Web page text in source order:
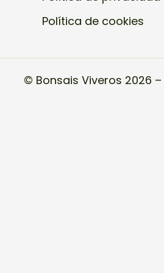
Política de cookies
© Bonsais Viveros 2026